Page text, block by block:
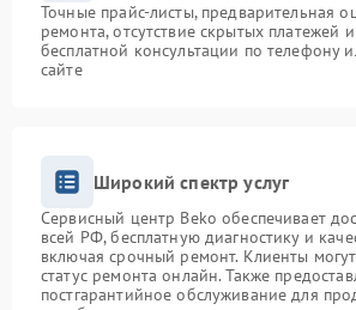
Точные прайс-листы, предварительная
ремонта, отсутствие скрытых платежей
бесплатной консультации по телефону
сайте
Широкий спектр услуг
Сервисный центр Beko обеспечивает
всей РФ, бесплатную диагностику и
включая срочный ремонт. Клиенты
статус ремонта онлайн. Также
постгарантийное обслуживание для